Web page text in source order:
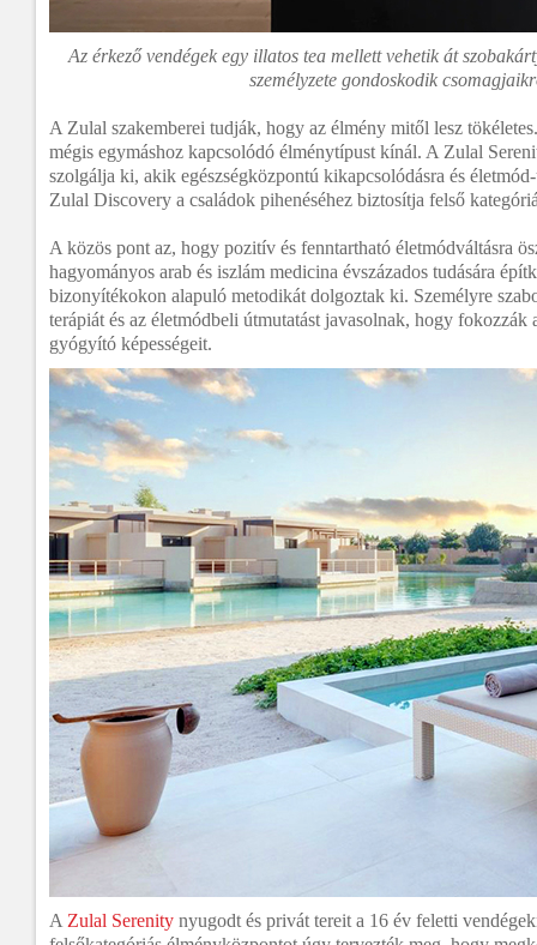
Az érkező vendégek egy illatos tea mellett vehetik át
személyzete gondoskodik
A Zulal szakemberei tudják, hogy az élmény mitől lesz
mégis egymáshoz kapcsolódó élménytípust kínál. A Zulal
szolgálja ki, akik egészségközpontú kikapcsolódásra és
Zulal Discovery a családok pihenéséhez biztosítja felső
A közös pont az, hogy pozitív és fenntartható életmódváltásra
hagyományos arab és iszlám medicina évszázados tudására
bizonyítékokon alapuló metodikát dolgoztak ki. Személyre
terápiát és az életmódbeli útmutatást javasolnak, hogy fokozzák
gyógyító képességeit.
A Zulal Serenity nyugodt és privát tereit a 16 év feletti